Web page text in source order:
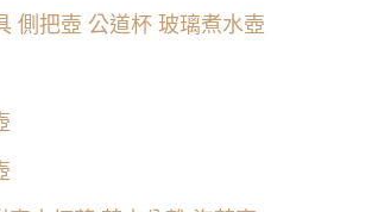
側把壺 公道杯 玻璃煮水壺